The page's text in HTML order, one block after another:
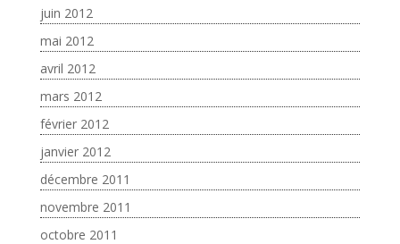
juin 2012
mai 2012
avril 2012
mars 2012
février 2012
janvier 2012
décembre 2011
novembre 2011
octobre 2011